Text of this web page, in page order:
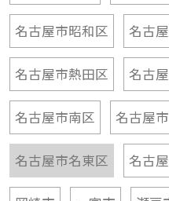
名古屋市昭和区 名古
名古屋市熱田区 名古
名古屋市南区 名古屋
名古屋市名東区 名古
岡崎市 一宮市 瀬戸